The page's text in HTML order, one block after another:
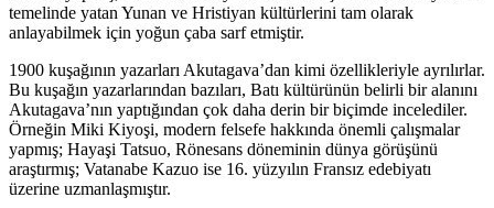
temelinde yatan Yunan ve Hristiyan kültürlerini tam olarak
anlayabilmek için yoğun çaba sarf etmiştir.
1900 kuşağının yazarları Akutagava’dan kimi özellikleriyle ayrılırlar.
Bu kuşağın yazarlarından bazıları, Batı kültürünün belirli bir alanını
Akutagava’nın yaptığından çok daha derin bir biçimde incelediler.
Örneğin Miki Kiyoşi, modern felsefe hakkında önemli çalışmalar
yapmış; Hayaşi Tatsuo, Rönesans döneminin dünya görüşünü
araştırmış; Vatanabe Kazuo ise 16. yüzyılın Fransız edebiyatı
üzerine uzmanlaşmıştır.